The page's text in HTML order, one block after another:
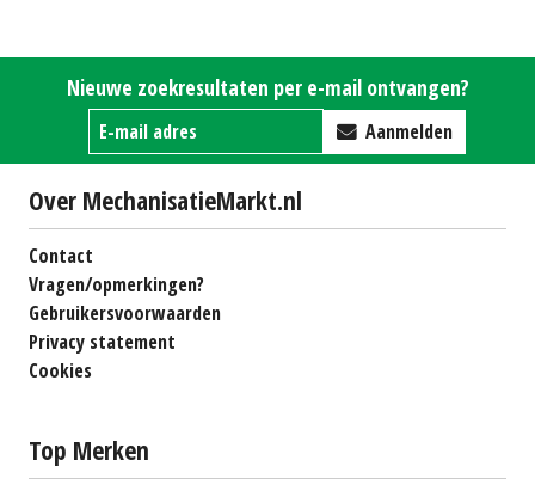
€89500
#691672
€8950
Nieuwe zoekresultaten per e-mail ontvangen?
Aanmelden
Over MechanisatieMarkt.nl
Contact
Vragen/opmerkingen?
Gebruikersvoorwaarden
Privacy statement
Cookies
Top Merken